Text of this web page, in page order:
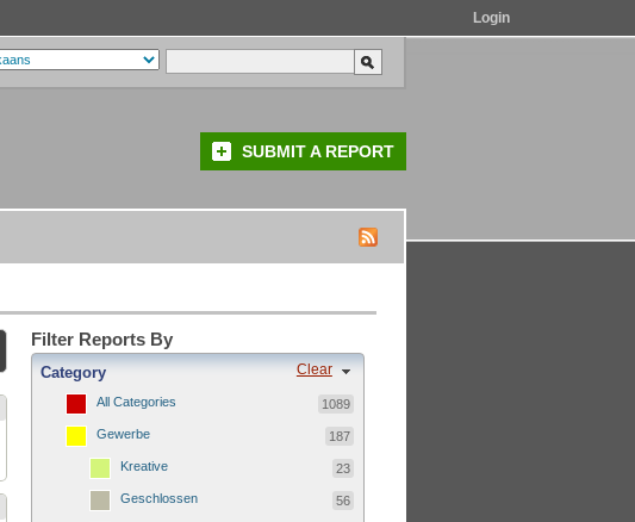
Login
SUBMIT A REPORT
Filter Reports By
Clear
Category
All Categories 1089
Gewerbe 187
Kreative 23
Geschlossen 56